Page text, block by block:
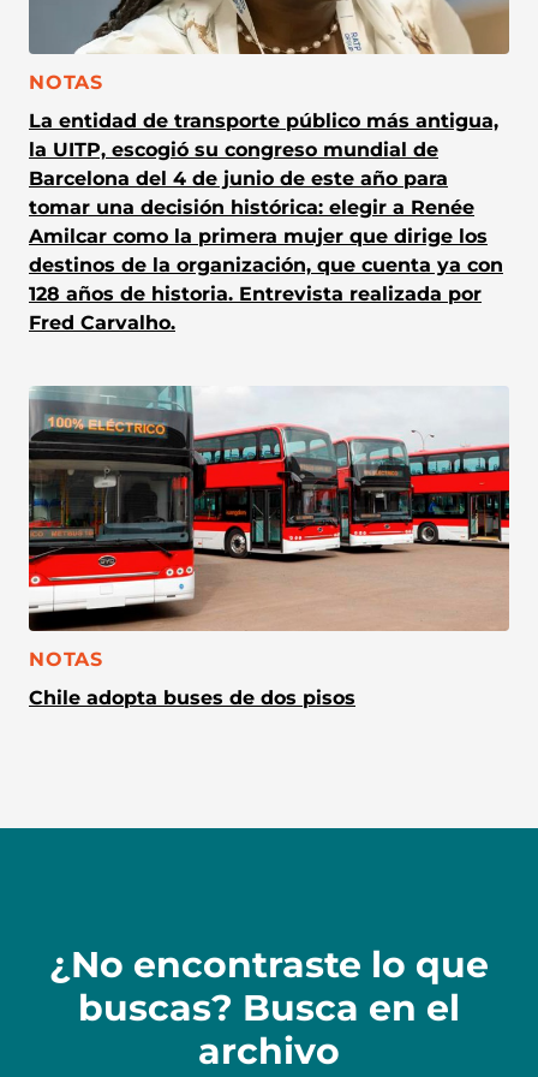
CATEGORÍA:
NOTAS
La entidad de transporte público más antigua,
la UITP, escogió su congreso mundial de
Barcelona del 4 de junio de este año para
tomar una decisión histórica: elegir a Renée
Amilcar como la primera mujer que dirige los
destinos de la organización, que cuenta ya con
128 años de historia. Entrevista realizada por
Fred Carvalho.
CATEGORÍA:
NOTAS
Chile adopta buses de dos pisos
¿No encontraste lo que
buscas? Busca en el
archivo